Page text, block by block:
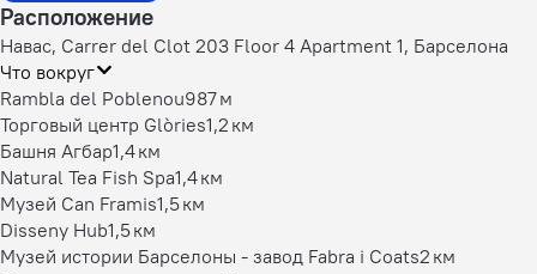
Расположение
Навас, Carrer del Clot 203 Floor 4 Apartment 1, Барселона
Что вокруг
Rambla del Poblenou987 м
Торговый центр Glòries1,2 км
Башня Агбар1,4 км
Natural Tea Fish Spa1,4 км
Музей Can Framis1,5 км
Disseny Hub1,5 км
Музей истории Барселоны - завод Fabra i Coats2 км